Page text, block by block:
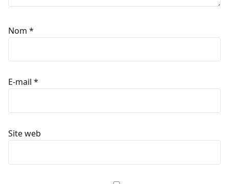
Nom *
E-mail *
Site web